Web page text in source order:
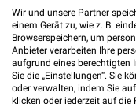
dm
Ludwig-
88131
Heute
14,66 km
Wir und unsere Partner
einem Gerät zu, wie z. B.
Browserspeichern, um
Anbieter verarbeiten Ihre
aufgrund eines berechtigten
Sie die „Einstellungen“. Sie
oder verwalten, indem Sie
klicken oder jederzeit auf die